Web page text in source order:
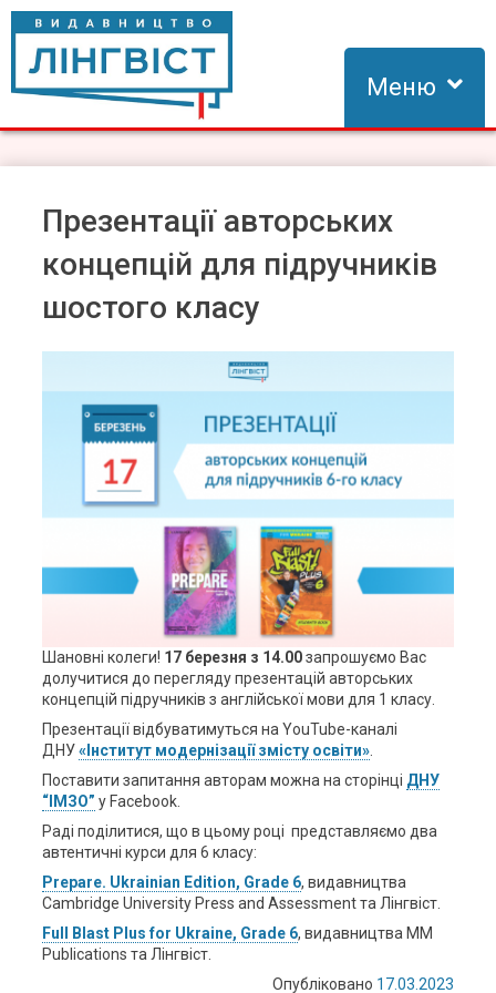
Skip
content
Видавництво Лінгвіст
Видавництво Лінгвіст – адаптація та створення видань для
Меню
Презентації авторських
концепцій для підручників
шостого класу
Шановні колеги! 17 березня з 14.00запрошуємо Вас
долучитися до перегляду презентацій авторських
концепцій підручників з англійської мови для 1 класу.
Презентації відбуватимуться на YouTube-каналі
ДНУ«Інститут модернізації змісту освіти».
Поставити запитання авторам можна на сторінці ДНУ
“ІМЗО” у Facebook.
Раді поділитися, що в цьому році представляємо два
автентичні курси для 6 класу:
Prepare. Ukrainian Edition, Grade 6, видавництва
Cambridge University Press and Assessment та Лінгвіст.
Full Blast Plus for Ukraine, Grade 6, видавництва MM
Publications та Лінгвіст.
Опубліковано 17.03.2023